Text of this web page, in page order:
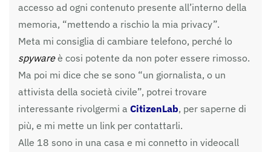
accesso ad ogni contenuto presente all’interno della
memoria, “mettendo a rischio la mia privacy”.
Meta mi consiglia di cambiare telefono, perché lo
spywareè cosi potente da non poter essere rimosso.
Ma poi mi dice che se sono “un giornalista, o un
attivista della società civile”, potrei trovare
interessante rivolgermi a CitizenLab, per saperne di
più, e mi mette un link per contattarli.
Alle 18 sono in una casa e mi connetto in videocall